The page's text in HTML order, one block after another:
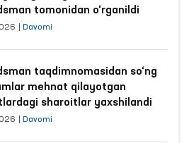
tomonidan o‘rganildi
Davomi
taqdimnomasidan so‘ng
mehnat qilayotgan
sharoitlar yaxshilandi
Davomi